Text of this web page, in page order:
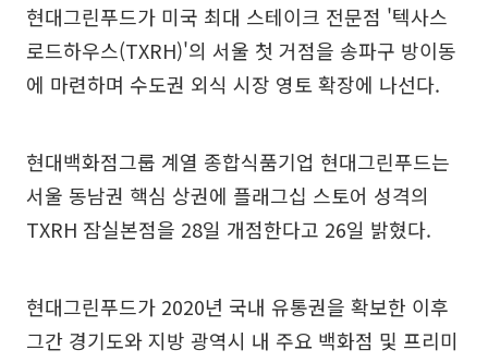
현대그린푸드가 미국 최대 스테이크 전문점 '텍사스
로드하우스(TXRH)'의 서울 첫 거점을 송파구 방이동
에 마련하며 수도권 외식 시장 영토 확장에 나선다.
현대백화점그룹 계열 종합식품기업 현대그린푸드는
서울 동남권 핵심 상권에 플래그십 스토어 성격의
TXRH 잠실본점을 28일 개점한다고 26일 밝혔다.
현대그린푸드가 2020년 국내 유통권을 확보한 이후
그간 경기도와 지방 광역시 내 주요 백화점 및 프리미